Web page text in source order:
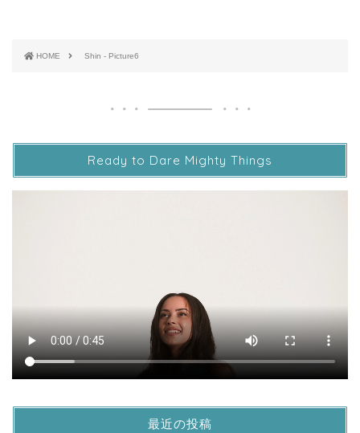
HOME Shin - Picture6
Ready to Dare Mighty Things
最近の投稿